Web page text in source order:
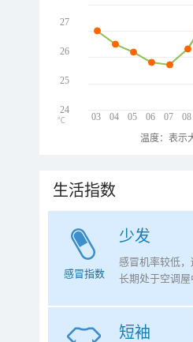
03 04 05 06 07 08
27
26
25
24
℃
温度：表示
生活指数
少发
感冒指数
感冒机率较低，
长期处于空调屋
短袖